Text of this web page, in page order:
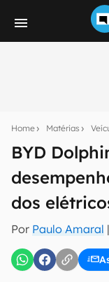
Home Matérias
BYD
dos
Por Paulo Amaral |
notícias e
mão.
E-mail